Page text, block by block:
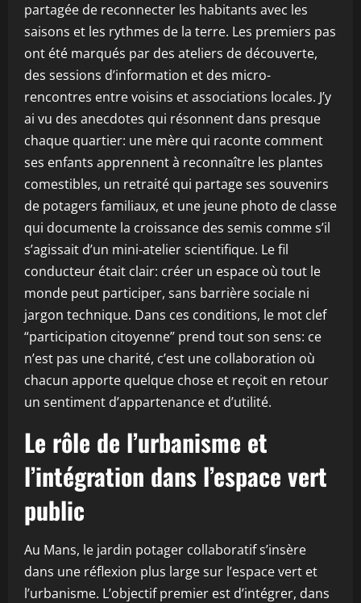
partagée de reconnecter les habitants avec les
saisons et les rythmes de la terre. Les premiers pas
ont été marqués par des ateliers de découverte,
des sessions d’information et des micro-
rencontres entre voisins et associations locales. J’y
ai vu des anecdotes qui résonnent dans presque
chaque quartier: une mère qui raconte comment
ses enfants apprennent à reconnaître les plantes
comestibles, un retraité qui partage ses souvenirs
de potagers familiaux, et une jeune photo de classe
qui documente la croissance des semis comme s’il
s’agissait d’un mini-atelier scientifique. Le fil
conducteur était clair: créer un espace où tout le
monde peut participer, sans barrière sociale ni
jargon technique. Dans ces conditions, le mot clef
“participation citoyenne” prend tout son sens: ce
n’est pas une charité, c’est une collaboration où
chacun apporte quelque chose et reçoit en retour
un sentiment d’appartenance et d’utilité.
Le rôle de l’urbanisme et
l’intégration dans l’espace vert
public
Au Mans, le jardin potager collaboratif s’insère
dans une réflexion plus large sur l’espace vert et
l’urbanisme. L’objectif premier est d’intégrer, dans